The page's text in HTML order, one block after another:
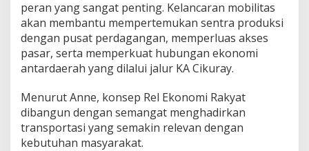
peran yang sangat penting. Kelancaran mobilitas
akan membantu mempertemukan sentra produksi
dengan pusat perdagangan, memperluas akses
pasar, serta memperkuat hubungan ekonomi
antardaerah yang dilalui jalur KA Cikuray.
Menurut Anne, konsep Rel Ekonomi Rakyat
dibangun dengan semangat menghadirkan
transportasi yang semakin relevan dengan
kebutuhan masyarakat.